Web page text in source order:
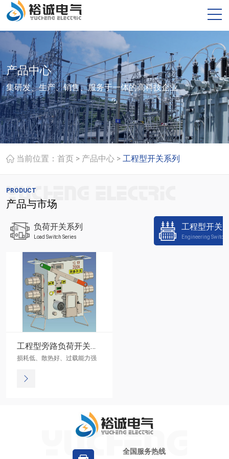
产品中心
集研发、生产、销售、服务于一体的高科技企业
当前位置： 首页 > 产品中心 > 工程型开关系列
PRODUCT
产品与市场
负荷开关系列
Load Switch Series
工程型开关
Engineering Switch
工程型旁路负荷开关（手动）
损耗低、散热好、过载能力强
全国服务热线